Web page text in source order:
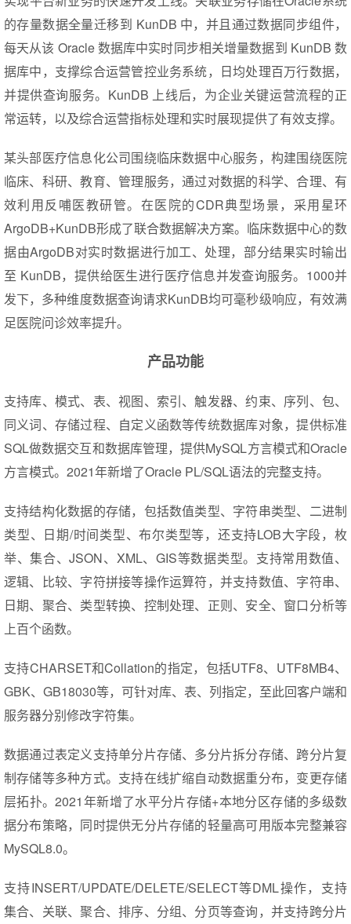
的存量数据全量迁移到 KunDB 中，并且通过数据同步组件，
每天从该 Oracle 数据库中实时同步相关增量数据到 KunDB 数
据库中，支撑综合运营管控业务系统，日均处理百万行数据，
并提供查询服务。KunDB 上线后，为企业关键运营流程的正
常运转，以及综合运营指标处理和实时展现提供了有效支撑。
某头部医疗信息化公司围绕临床数据中心服务，构建围绕医院
临床、科研、教育、管理服务，通过对数据的科学、合理、有
效利用反哺医教研管。在医院的CDR典型场景，采用星环
ArgoDB+KunDB形成了联合数据解决方案。临床数据中心的数
据由ArgoDB对实时数据进行加工、处理，部分结果实时输出
至 KunDB，提供给医生进行医疗信息并发查询服务。1000并
发下，多种维度数据查询请求KunDB均可毫秒级响应，有效满
足医院问诊效率提升。
产品功能
支持库、模式、表、视图、索引、触发器、约束、序列、包、
同义词、存储过程、自定义函数等传统数据库对象，提供标准
SQL做数据交互和数据库管理，提供MySQL方言模式和Oracle
方言模式。2021年新增了Oracle PL/SQL语法的完整支持。
支持结构化数据的存储，包括数值类型、字符串类型、二进制
类型、日期/时间类型、布尔类型等，还支持LOB大字段，枚
举、集合、JSON、XML、GIS等数据类型。支持常用数值、
逻辑、比较、字符拼接等操作运算符，并支持数值、字符串、
日期、聚合、类型转换、控制处理、正则、安全、窗口分析等
上百个函数。
支持CHARSET和Collation的指定，包括UTF8、UTF8MB4、
GBK、GB18030等，可针对库、表、列指定，至此回客户端和
服务器分别修改字符集。
数据通过表定义支持单分片存储、多分片拆分存储、跨分片复
制存储等多种方式。支持在线扩缩自动数据重分布，变更存储
层拓扑。2021年新增了水平分片存储+本地分区存储的多级数
据分布策略，同时提供无分片存储的轻量高可用版本完整兼容
MySQL8.0。
支持INSERT/UPDATE/DELETE/SELECT等DML操作，支持
集合、关联、聚合、排序、分组、分页等查询，并支持跨分片